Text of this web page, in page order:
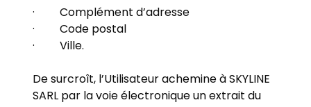
· Complément d’adresse
· Code postal
· Ville.
De surcroît, l’Utilisateur achemine à SKYLINE
SARL par la voie électronique un extrait du